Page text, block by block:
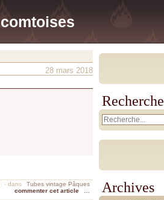
28 mars 2018
- dans
Tubes vintage Pâques
commenter cet article
Recherche
Archives